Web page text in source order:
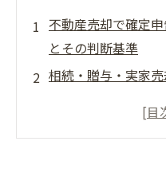
不動産売却で確定
とその判断基準
相続・贈与・実家
確定申告をしなく